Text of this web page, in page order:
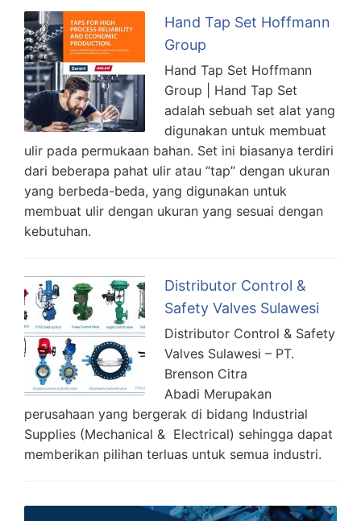
Hand Tap Set Hoffmann
Group
Hand Tap Set Hoffmann
Group | Hand Tap Set
adalah sebuah set alat yang
digunakan untuk membuat
ulir pada permukaan bahan. Set ini biasanya terdiri
dari beberapa pahat ulir atau “tap” dengan ukuran
yang berbeda-beda, yang digunakan untuk
membuat ulir dengan ukuran yang sesuai dengan
kebutuhan.
Distributor Control &
Safety Valves Sulawesi
Distributor Control & Safety
Valves Sulawesi – PT.
Brenson Citra
Abadi Merupakan
perusahaan yang bergerak di bidang Industrial
Supplies (Mechanical & Electrical) sehingga dapat
memberikan pilihan terluas untuk semua industri.